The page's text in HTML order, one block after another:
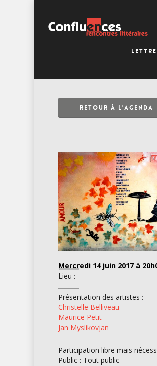
RETOUR À L'AGENDA
Mercredi 14 juin 2017 à
Lieu :
Présentation des artistes :
Christelle Belliveau
Maurice Petit
Jan Myslikovjan
Participation libre mais
Public : Tout public